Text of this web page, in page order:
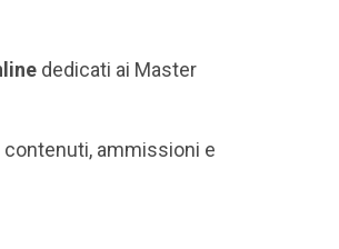
dedicati ai Master
ammissioni e